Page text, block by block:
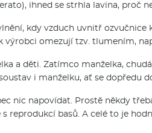
ihned se strhla lavina, proč
kdy vzduch uvnitř
omezují tzv. tlumením,
a děti. Zatímco manželka,
i manželku, ať se dopředu
nic napovídat. Prostě někdy
reprodukcí basů. A celé to je